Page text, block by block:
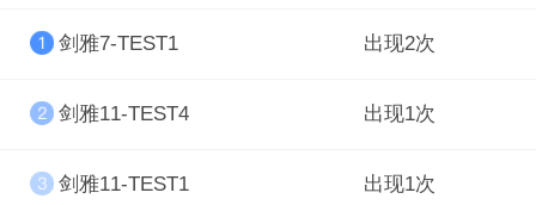
剑雅7-TEST1 出现2次
剑雅11-TEST4 出现1次
剑雅11-TEST1 出现1次